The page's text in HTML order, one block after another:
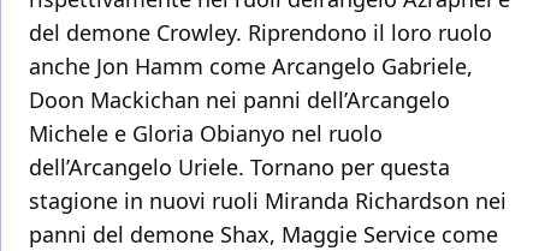
del demone Crowley. Riprendono il loro ruolo
anche Jon Hamm come Arcangelo Gabriele,
Doon Mackichan nei panni dell’Arcangelo
Michele e Gloria Obianyo nel ruolo
dell’Arcangelo Uriele. Tornano per questa
stagione in nuovi ruoli Miranda Richardson nei
panni del demone Shax, Maggie Service come